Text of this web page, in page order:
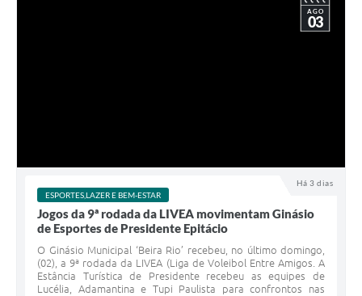
Há 3 dias
AGO
03
ESPORTES,LAZER E BEM-ESTAR
Jogos da 9ª rodada da LIVEA movimentam Ginásio
de Esportes de Presidente Epitácio
O Ginásio Municipal ‘Beira Rio’ recebeu, no último domingo,
(02), a 9ª rodada da LIVEA (Liga de Voleibol Entre Amigos. A
Estância Turística de Presidente recebeu as equipes de
Lucélia, Adamantina e Tupi Paulista para confrontos nas